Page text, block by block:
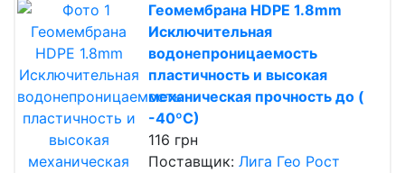
Геомембрана HDPE 1.8mm
Исключительная
водонепроницаемость
пластичность и высокая
механическая прочность до (
-40ºС)
116 грн
Поставщик: Лига Гео Рост